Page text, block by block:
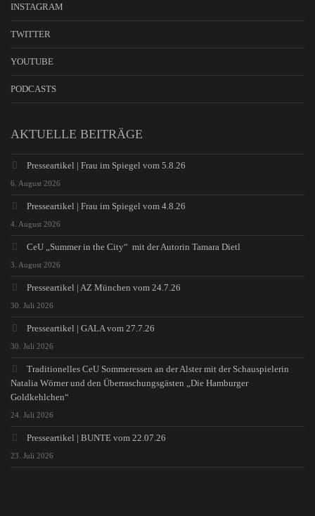
INSTAGRAM
TWITTER
YOUTUBE
PODCASTS
AKTUELLE BEITRÄGE
Presseartikel | Frau im Spiegel vom 5.8.26
6. August 2026
Presseartikel | Frau im Spiegel vom 4.8.26
4. August 2026
CeU „Summer in the City“ mit der Autorin Tamara Dietl
3. August 2026
Presseartikel | AZ München vom 24.7.26
30. Juli 2026
Presseartikel | GALA vom 27.7.26
30. Juli 2026
Traditionelles CeU Sommeressen an der Alster mit der Schauspielerin
Natalia Wörner und den Überraschungsgästen „Die Hamburger
Goldkehlchen“
24. Juli 2026
Presseartikel | BUNTE vom 22.07.26
23. Juli 2026